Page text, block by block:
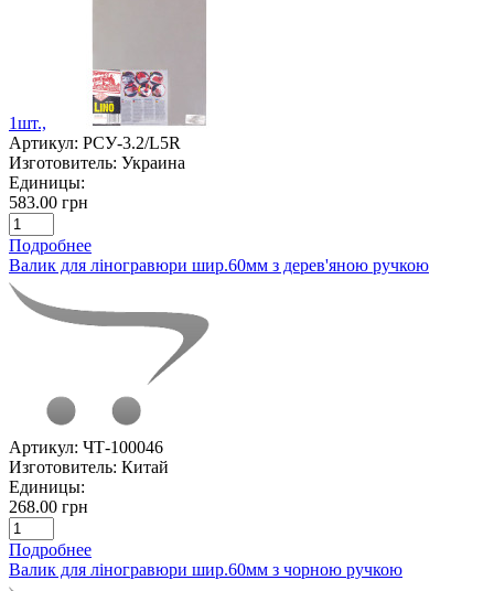
1шт.,
Артикул: РСУ-3.2/L5R
Изготовитель: Украина
Единицы:
583.00 грн
Подробнее
Валик для ліногравюри шир.60мм з дерев'яною ручкою
Артикул: ЧТ-100046
Изготовитель: Китай
Единицы:
268.00 грн
Подробнее
Валик для ліногравюри шир.60мм з чорною ручкою